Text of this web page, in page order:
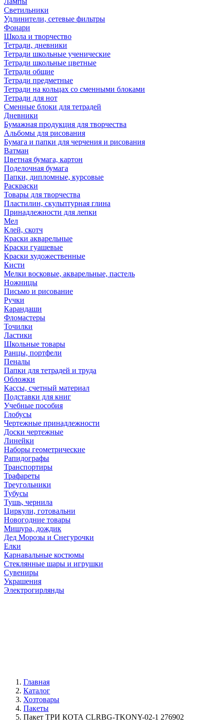
Светильники
Удлинители, сетевые фильтры
Фонари
Школа и творчество
Тетради, дневники
Тетради школьные ученические
Тетради школьные цветные
Тетради общие
Тетради предметные
Тетради на кольцах со сменными блоками
Тетради для нот
Сменные блоки для тетрадей
Дневники
Бумажная продукция для творчества
Альбомы для рисования
Бумага и папки для черчения и рисования
Ватман
Цветная бумага, картон
Поделочная бумага
Папки, дипломные, курсовые
Раскраски
Товары для творчества
Пластилин, скульптурная глина
Принадлежности для лепки
Мел
Клей, скотч
Краски акварельные
Краски гуашевые
Краски художественные
Кисти
Мелки восковые, акварельные, пастель
Ножницы
Письмо и рисование
Ручки
Карандаши
Фломастеры
Точилки
Ластики
Школьные товары
Ранцы, портфели
Пеналы
Папки для тетрадей и труда
Обложки
Кассы, счетный материал
Подставки для книг
Учебные пособия
Глобусы
Чертежные принадлежности
Доски чертежные
Линейки
Наборы геометрические
Рапидографы
Транспортиры
Трафареты
Треугольники
Тубусы
Тушь, чернила
Циркули, готовальни
Новогодние товары
Мишура, дождик
Дед Морозы и Снегурочки
Елки
Карнавальные костюмы
Стеклянные шары и игрушки
Сувениры
Украшения
Электрогирлянды
Главная
Каталог
Хозтовары
Пакеты
Пакет ТРИ КОТА CLRBG-TKONY-02-1 276902